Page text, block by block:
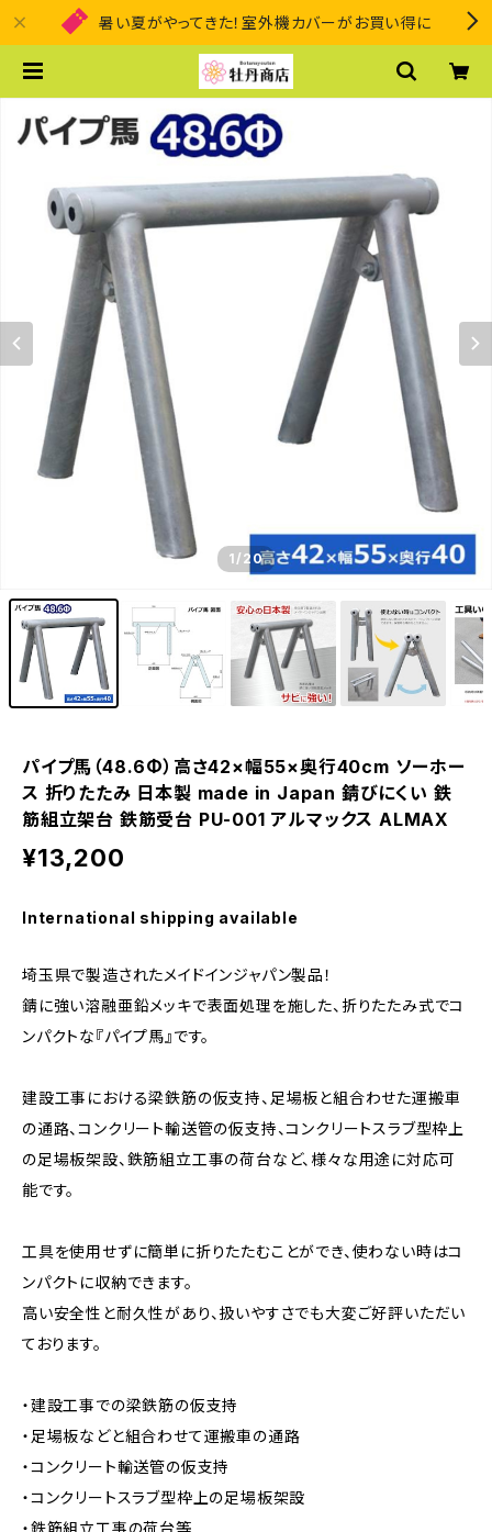
暑い夏がやってきた！室外機カバーがお買い得に
1 /20
パイプ馬（48.6Φ）高さ42×幅55×奥行40cm ソーホー
ス 折りたたみ 日本製 made in Japan 錆びにくい 鉄
筋組立架台 鉄筋受台 PU-001 アルマックス ALMAX
¥13,200
International shipping available
埼玉県で製造されたメイドインジャパン製品！
錆に強い溶融亜鉛メッキで表面処理を施した、折りたたみ式でコ
ンパクトな『パイプ馬』です。
建設工事における梁鉄筋の仮支持、足場板と組合わせた運搬車
の通路、コンクリート輸送管の仮支持、コンクリートスラブ型枠上
の足場板架設、鉄筋組立工事の荷台など、様々な用途に対応可
能です。
工具を使用せずに簡単に折りたたむことができ、使わない時はコ
ンパクトに収納できます。
高い安全性と耐久性があり、扱いやすさでも大変ご好評いただい
ております。
・建設工事での梁鉄筋の仮支持
・足場板などと組合わせて運搬車の通路
・コンクリート輸送管の仮支持
・コンクリートスラブ型枠上の足場板架設
・鉄筋組立工事の荷台等